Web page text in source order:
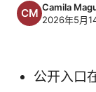
Camila
2026年5月
公开入口